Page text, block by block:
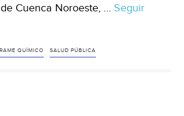
Cuenca Noroeste, … Seguir
QUÍMICO SALUD PÚBLICA